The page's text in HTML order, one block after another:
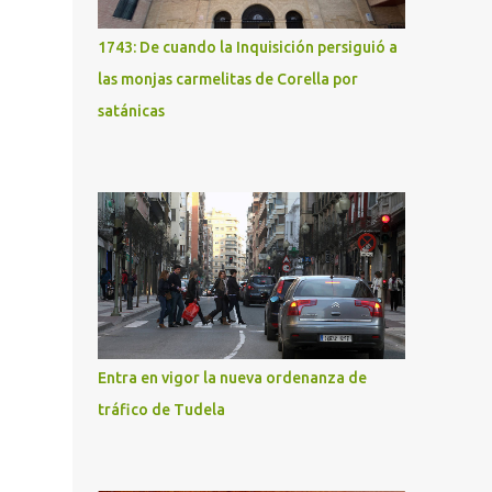
1743: De cuando la Inquisición persiguió a
las monjas carmelitas de Corella por
satánicas
Entra en vigor la nueva ordenanza de
tráfico de Tudela